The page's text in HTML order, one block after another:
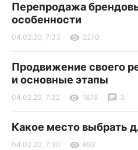
Перепродажа
особенности
04.02.20, 7:33 2270
Продвижение своего
и основные этапы
04.02.20, 7:32 1878 3
Какое место выбрать
04.02.20, 7:30 693